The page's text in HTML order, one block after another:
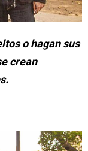
o hagan sus
crean